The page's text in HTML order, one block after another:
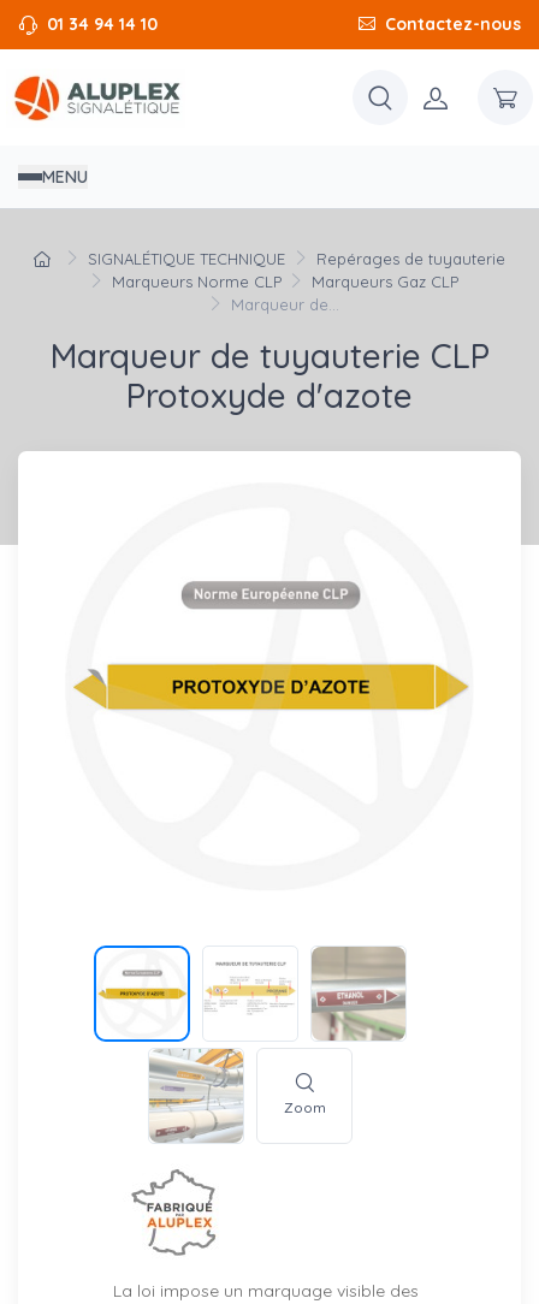
01 34 94 14 10 Contactez-nous
MENU
SIGNALÉTIQUE TECHNIQUE
Repérages de tuyauterie
Marqueurs Norme CLP
Marqueurs Gaz CLP
Marqueur de...
Marqueur de tuyauterie CLP
Protoxyde d'azote
Zoom
La loi impose un marquage visible des